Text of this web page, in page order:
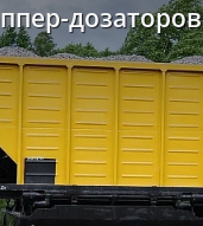
дозаторов